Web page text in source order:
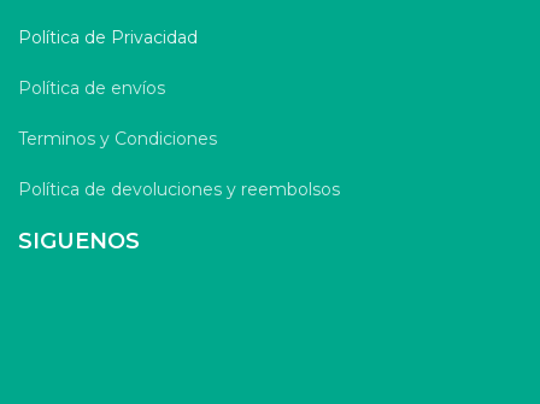
Política de Privacidad
Política de envíos
Terminos y Condiciones
Política de devoluciones y reembolsos
SIGUENOS